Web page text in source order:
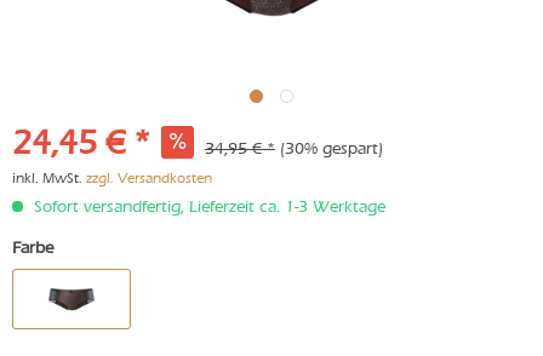
24,45 € * 34,95 € * (30% gespart)
inkl. MwSt. zzgl. Versandkosten
Sofort versandfertig, Lieferzeit ca. 1-3 Werktage
Farbe